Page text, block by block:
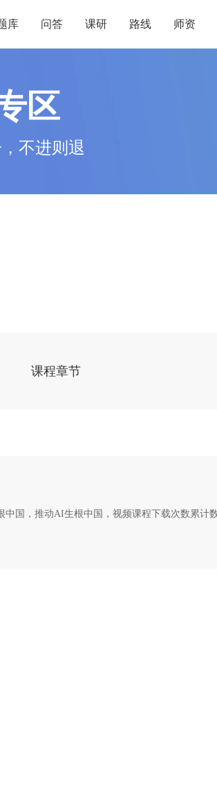
库 问答 课研 路线 师资
区
不进则退
课程章节
中国，推动AI生根中国，视频课程下载次数累计